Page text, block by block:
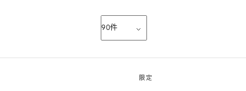
90件
限定